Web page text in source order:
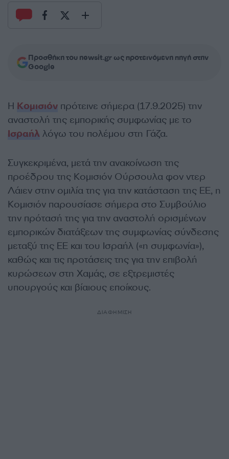
Προσθήκη του newsit.gr ως προτεινόμενη πηγή στην
Google
Η Κομισιόν πρότεινε σήμερα (17.9.2025) την
αναστολή της εμπορικής συμφωνίας με το
Ισραήλ λόγω του πολέμου στη Γάζα.
Συγκεκριμένα, μετά την ανακοίνωση της
προέδρου της Κομισιόν Ούρσουλα φον ντερ
Λάιεν στην ομιλία της για την κατάσταση της ΕΕ, η
Κομισιόν παρουσίασε σήμερα στο Συμβούλιο
την πρότασή της για την αναστολή ορισμένων
εμπορικών διατάξεων της συμφωνίας σύνδεσης
μεταξύ της ΕΕ και του Ισραήλ («η συμφωνία»),
καθώς και τις προτάσεις της για την επιβολή
κυρώσεων στη Χαμάς, σε εξτρεμιστές
υπουργούς και βίαιους εποίκους.
ΔΙΑΦΗΜΙΣΗ